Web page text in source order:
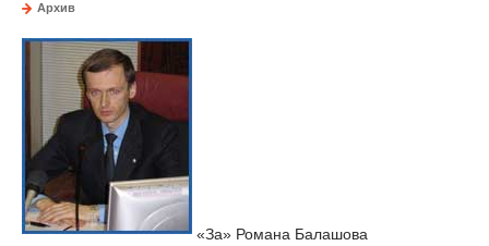
Архив
«За» Романа Балашова